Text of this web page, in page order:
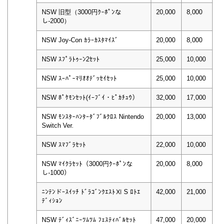
NSW 旧型（3000円ｸｰﾎﾟﾝな
し-2000）
20,000 8,000
NSW Joy-Con ｶﾗｰｶｽﾀﾏｲｽﾞ 20,000 8,000
NSW ｽﾌﾟﾗﾄｩｰﾝ2ｾｯﾄ 25,000 10,000
NSW ｽｰﾊﾟｰﾏﾘｵｵﾃﾞｯｾｲｾｯﾄ 25,000 10,000
NSW ﾎﾟｹﾓﾝｾｯﾄ(ｲｰﾌﾞｲ・ﾋﾟｶﾁｭｳ） 32,000 17,000
NSW ﾓﾝｽﾀｰﾊﾝﾀｰﾀﾞﾌﾞﾙｸﾛｽ Nintendo
Switch Ver.
20,000 13,000
NSW ｽﾏﾌﾞﾗｾｯﾄ 22,000 10,000
NSW ﾏｲｸﾗｾｯﾄ（3000円ｸｰﾎﾟﾝな
し-1000）
20,000 8,000
ﾆﾝﾃﾝドｰｽｲｯﾁ ﾄﾞﾗｺﾞﾝｸｴｽﾄⅪ S ﾛﾄｴ
ﾃﾞｨｼｮﾝ
42,000 21,000
NSW ﾃﾞｨｽﾞﾆｰﾂﾑﾂﾑ ﾌｪｽﾃｨﾊﾞﾙｾｯﾄ 47,000 20,000